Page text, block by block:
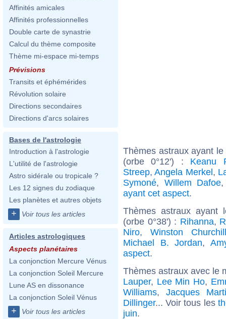
Affinités amicales
Affinités professionnelles
Double carte de synastrie
Calcul du thème composite
Thème mi-espace mi-temps
Prévisions
Transits et éphémérides
Révolution solaire
Directions secondaires
Directions d'arcs solaires
Bases de l'astrologie
Introduction à l'astrologie
L'utilité de l'astrologie
Astro sidérale ou tropicale ?
Les 12 signes du zodiaque
Les planètes et autres objets
+ Voir tous les articles
Articles astrologiques
Aspects planétaires
La conjonction Mercure Vénus
La conjonction Soleil Mercure
Lune AS en dissonance
La conjonction Soleil Vénus
+ Voir tous les articles
Thèmes astraux ayant
(orbe 0°12') : Keanu
Streep,Angela Merkel,
Symoné, Willem Dafoe
ayant cet aspect.
Thèmes astraux ayant
(orbe 0°38') : Rihanna,
Niro, Winston Churchill
Michael B. Jordan,
aspect.
Thèmes astraux avec le
Lauper, Lee Min Ho,
Williams, Jacques
Dillinger... Voir tous les
juin.